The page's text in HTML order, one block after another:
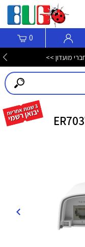
0